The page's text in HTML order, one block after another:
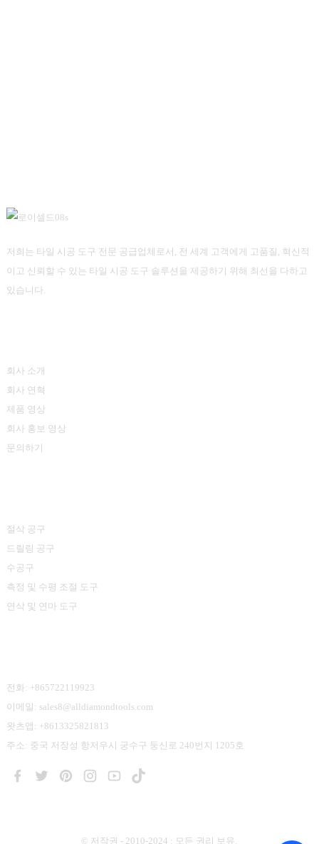
저희는 타일 시공 도구 전문 공급업체로서, 전 세계 고객에게 고품질, 혁신적
이고 신뢰할 수 있는 타일 시공 도구 솔루션을 제공하기 위해 최선을 다하고
있습니다.
회사 소개
회사 연혁
제품 영상
회사 홍보 영상
문의하기
절삭 공구
드릴링 공구
수공구
측정 및 수평 조절 도구
연삭 및 연마 도구
전화: +865722119923
이메일: sales8@alldiamondtools.com
왓츠앱: +8613325821813
주소: 중국 저장성 항저우시 궁수구 둥신로 240번지 1205호
© 저작권 - 2010-2024 : 모든 권리 보유.